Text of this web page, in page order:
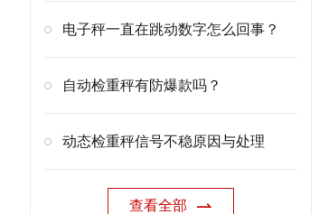
电子秤一直在跳动数字怎么回事？
自动检重秤有防爆款吗？
动态检重秤信号不稳原因与处理
查看全部